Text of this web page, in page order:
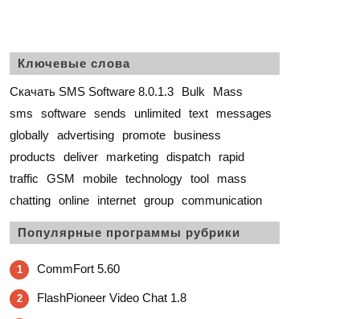
Ключевые слова
Скачать SMS Software 8.0.1.3 Bulk
Mass
sms
software sends unlimited text
messages
globally advertising promote
business
products
deliver marketing dispatch
rapid
traffic
GSM mobile technology tool
mass
chatting online internet group communication
Популярные программы рубрики
1 CommFort 5.60
2 FlashPioneer Video Chat 1.8